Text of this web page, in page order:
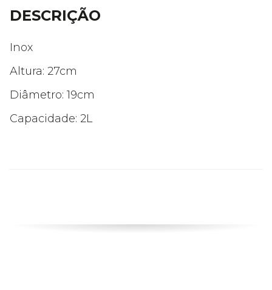
DESCRIÇÃO
Inox
Altura: 27cm
Diâmetro: 19cm
Capacidade: 2L